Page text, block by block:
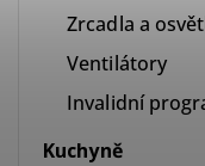
Zrcadla a
Ventilátory
Invalidní
Kuchyně